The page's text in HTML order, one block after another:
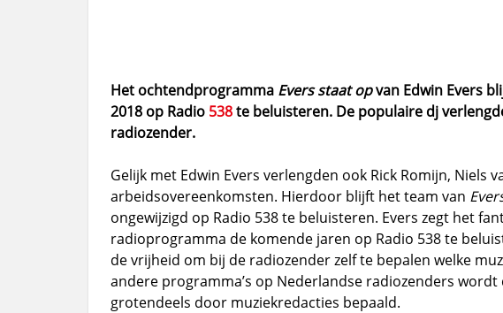
Het ochtendprogramma Evers staat opvan Edwin Evers
2018 op Radio 538te beluisteren. De populaire dj
radiozender.
Gelijk met Edwin Evers verlengden ook Rick Romijn, Niels
arbeidsovereenkomsten. Hierdoor blijft het team van
ongewijzigd op Radio 538 te beluisteren. Evers zegt het
radioprogramma de komende jaren op Radio 538 te
de vrijheid om bij de radiozender zelf te bepalen welke
andere programma’s op Nederlandse radiozenders
grotendeels door muziekredacties bepaald.